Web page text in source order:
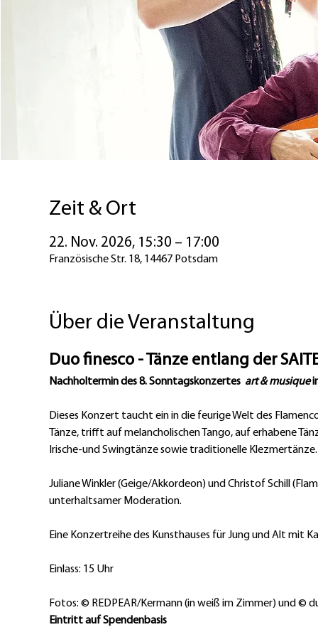
Zeit & Ort
22. Nov. 2026, 15:30 – 17:00
Französische Str. 18, 14467 Potsdam
Über die Veranstaltung
Duo finesco - Tänze entlang der
Nachholtermin des 8. Sonntagskonzertes art & musique
Dieses Konzert taucht ein in die feurige Welt des
Tänze, trifft auf melancholischen Tango, auf erhabene
Irische-und Swingtänze sowie traditionelle Klezmertänze.
Juliane Winkler (Geige/Akkordeon) und Christof Schill
unterhaltsamer Moderation.
Eine Konzertreihe des Kunsthauses für Jung und Alt mit
Einlass: 15 Uhr
Fotos: © REDPEAR/Kermann (in weiß im Zimmer) und ©
Eintritt auf Spendenbasis